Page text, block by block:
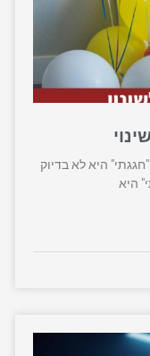
היא לא בדיוק
היא